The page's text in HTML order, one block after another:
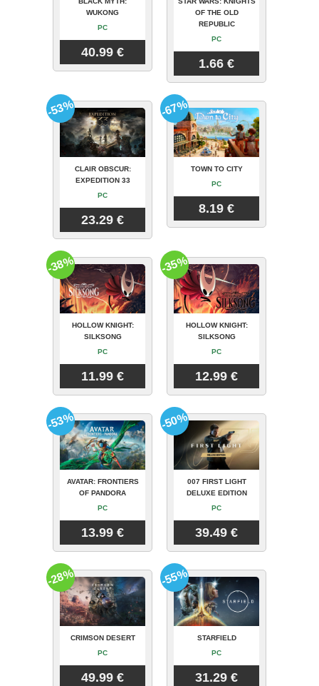
WUKONG
PC
40.99 €
OF THE OLD
REPUBLIC
PC
1.66 €
CLAIR OBSCUR:
EXPEDITION 33
PC
23.29 €
-53%
TOWN TO CITY
PC
8.19 €
-67%
HOLLOW KNIGHT:
SILKSONG
PC
11.99 €
-38%
HOLLOW KNIGHT:
SILKSONG
PC
12.99 €
-35%
AVATAR: FRONTIERS
OF PANDORA
PC
13.99 €
-53%
007 FIRST LIGHT
DELUXE EDITION
PC
39.49 €
-50%
CRIMSON DESERT
PC
49.99 €
-28%
STARFIELD
PC
31.29 €
-55%